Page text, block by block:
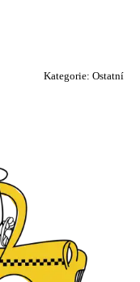
Kategorie: Ostatní